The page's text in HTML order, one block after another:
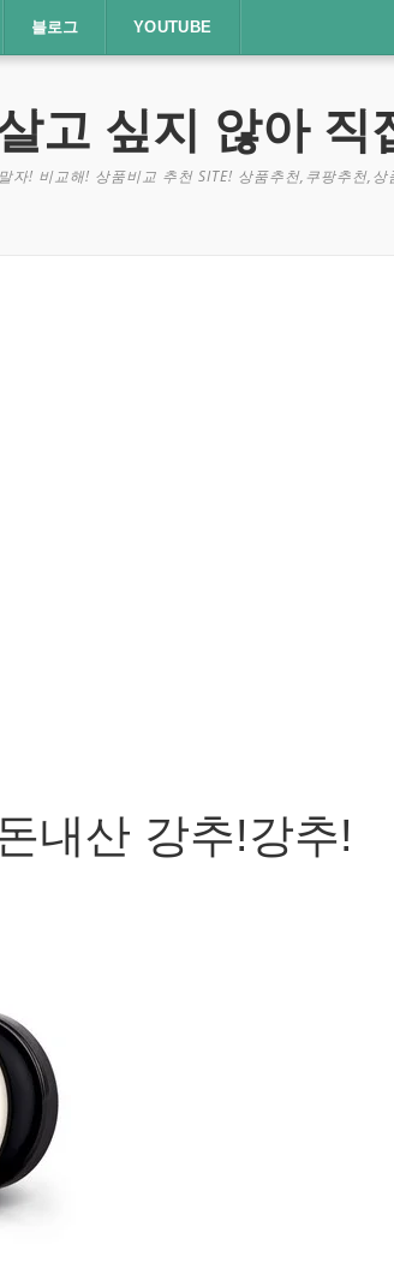
블로그 YOUTUBE
고 싶지 않아
자! 비교해! 상품비교 추천 SITE! 상품추천,쿠팡추천,
내산 강추!강추!